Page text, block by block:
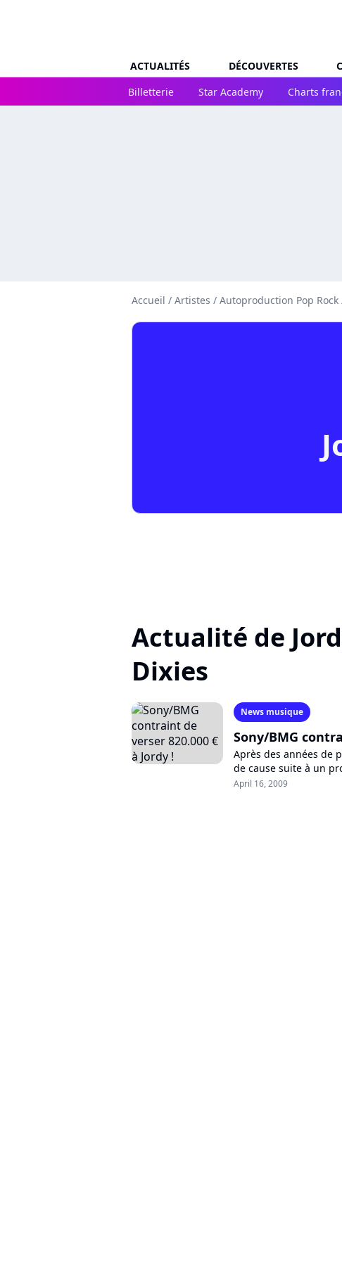
ACTUALITÉS DÉCOUVERTES
Billetterie
Star Academy Charts
Accueil / Artistes / Autoproduction Pop Rock
Actualité de
Dixies
News musique
Sony/BMG
Après des années de
de cause suite à un
L'ex-bébé chanteur va
April 16, 2009